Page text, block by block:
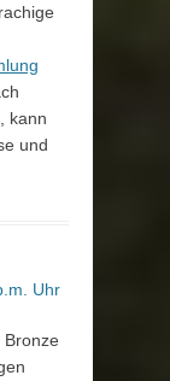
kann
und
Uhr